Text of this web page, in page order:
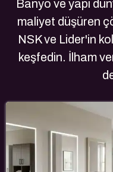
Banyo ve yapı
maliyet düşüren
NSK ve Lider'in
keşfedin. İlham